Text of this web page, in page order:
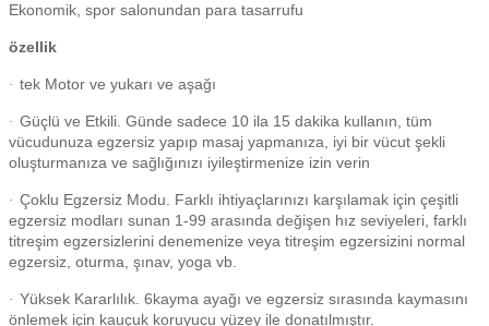
Ekonomik, spor salonundan para tasarrufu
özellik
· tek Motor ve yukarı ve aşağı
· Güçlü ve Etkili. Günde sadece 10 ila 15 dakika kullanın, tüm
vücudunuza egzersiz yapıp masaj yapmanıza, iyi bir vücut şekli
oluşturmanıza ve sağlığınızı iyileştirmenize izin verin
· Çoklu Egzersiz Modu. Farklı ihtiyaçlarınızı karşılamak için çeşitli
egzersiz modları sunan 1-99 arasında değişen hız seviyeleri, farklı
titreşim egzersizlerini denemenize veya titreşim egzersizini normal
egzersiz, oturma, şınav, yoga vb.
· Yüksek Kararlılık. 6kayma ayağı ve egzersiz sırasında kaymasını
önlemek için kauçuk koruyucu yüzey ile donatılmıştır.